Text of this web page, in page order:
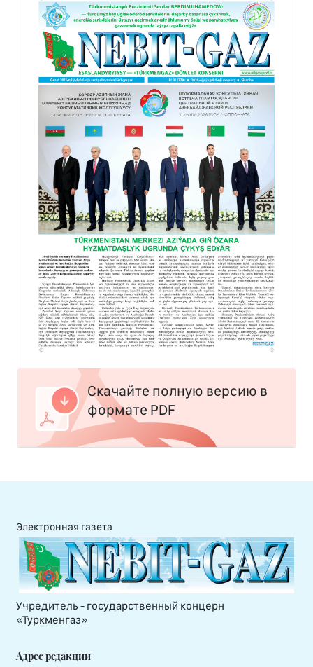
Скачайте полную версию в
формате PDF
Электронная газета
Учредитель - государственный концерн
«Туркменгаз»
Адрес редакции